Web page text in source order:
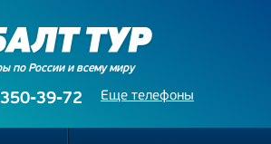
по России и всему миру
Еще телефоны
39-72